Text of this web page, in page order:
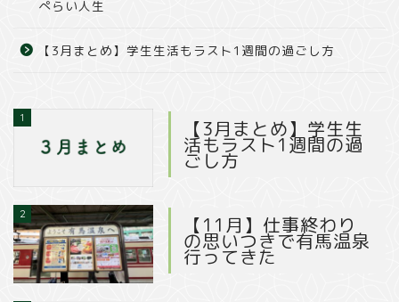
ぺらい人生
【3月まとめ】学生生活もラスト1週間の過ごし方
1 【3月まとめ】学生生
活もラスト1週間の過
ごし方
2 【11月】仕事終わり
の思いつきで有馬温泉
行ってきた